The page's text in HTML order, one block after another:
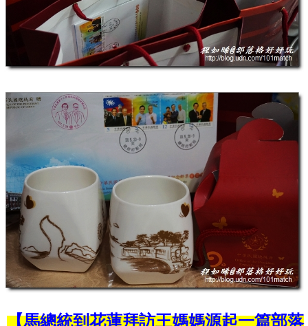
【馬總統到花蓮拜訪王媽媽源起一篇部落